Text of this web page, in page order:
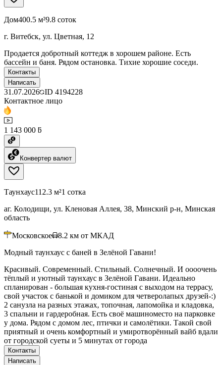
Дом400.5 м²9.8 соток
г. Витебск, ул. Цветная, 12
Продается добротный коттедж в хорошем районе. Есть
бассейн и баня. Рядом остановка. Тихие хорошие соседи.
Контакты
Написать
31.07.2026 ID 4194228
Контактное лицо
1 143 000 ƃ
Конвертер валют
Таунхаус112.3 м²1 сотка
аг. Колодищи, ул. Кленовая Аллея, 38, Минский р-н, Минская
область
Московское 8.2 км от МКАД
Модный таунхаус с баней в Зелёной Гавани!
Красивый. Современный. Стильный. Солнечный. И оооочень
тёплый и уютный таунхаус в Зелёной Гавани. Идеально
спланирован - большая кухня-гостиная с выходом на террасу,
свой участок с банькой и домиком для четверолапых друзей-:)
2 санузла на разных этажах, топочная, лапомойка и кладовка,
3 спальни и гардеробная. Есть своё машиноместо на парковке
у дома. Рядом с домом лес, птички и самолётики. Такой свой
приятный и очень комфортный и умиротворённый вайб вдали
от городской суеты и 5 минутах от города
Контакты
Написать